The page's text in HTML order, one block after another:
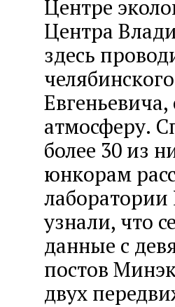
Центре
Центра
здесь
атмосферу.
более 30 из
юнкорам
узнали, что
данные с
постов
двух